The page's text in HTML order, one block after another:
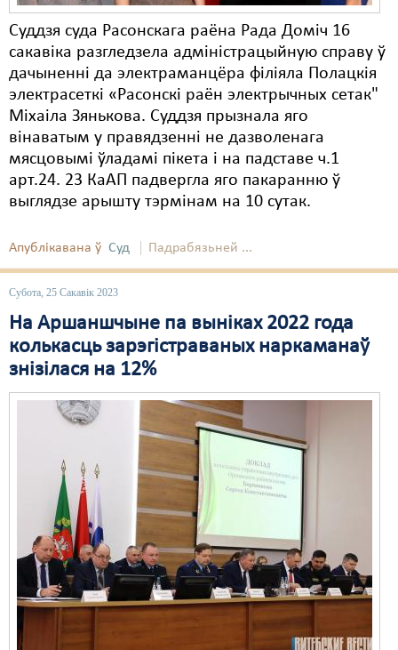
Суддзя суда Расонскага раёна Рада Доміч 16
сакавіка разгледзела адміністрацыйную справу ў
дачыненні да электраманцёра філіяла Полацкія
электрасеткі «Расонскі раён электрычных сетак"
Міхаіла Зянькова. Суддзя прызнала яго
вінаватым у правядзенні не дазволенага
мясцовымі ўладамі пікета і на падставе ч.1
арт.24. 23 КаАП падвергла яго пакаранню ў
выглядзе арышту тэрмінам на 10 сутак.
Апублікавана ў Суд Падрабязьней ...
Субота, 25 Сакавік 2023
На Аршаншчыне па выніках 2022 года
колькасць зарэгістраваных наркаманаў
знізілася на 12%
Мігранты
Мірныя сходы
Палітвязьні
Праваабаронцы
Правы дзіцяці
Пэнітэнцыярная сыстэма
Рознае
Свабода слова
Свабода сумленьня
Суд
Сьмяротнае пакараньне
Правы працоўных
Сацыяльныя правы